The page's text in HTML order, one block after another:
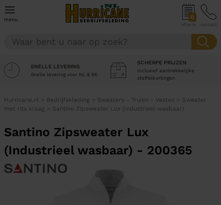
menu 0
offerte contact
SNELLE LEVERING
Snelle levering voor NL & BE
SCHERPE PRIJZEN
Inclusief aantrekkelijke
staffelkortingen
Hurricane.nl > Bedrijfskleding > Sweaters - Truien - Vesten > Sweater
met rits kraag > Santino Zipsweater Lux (Industrieel wasbaar)
Santino Zipsweater Lux
(Industrieel wasbaar) - 200365